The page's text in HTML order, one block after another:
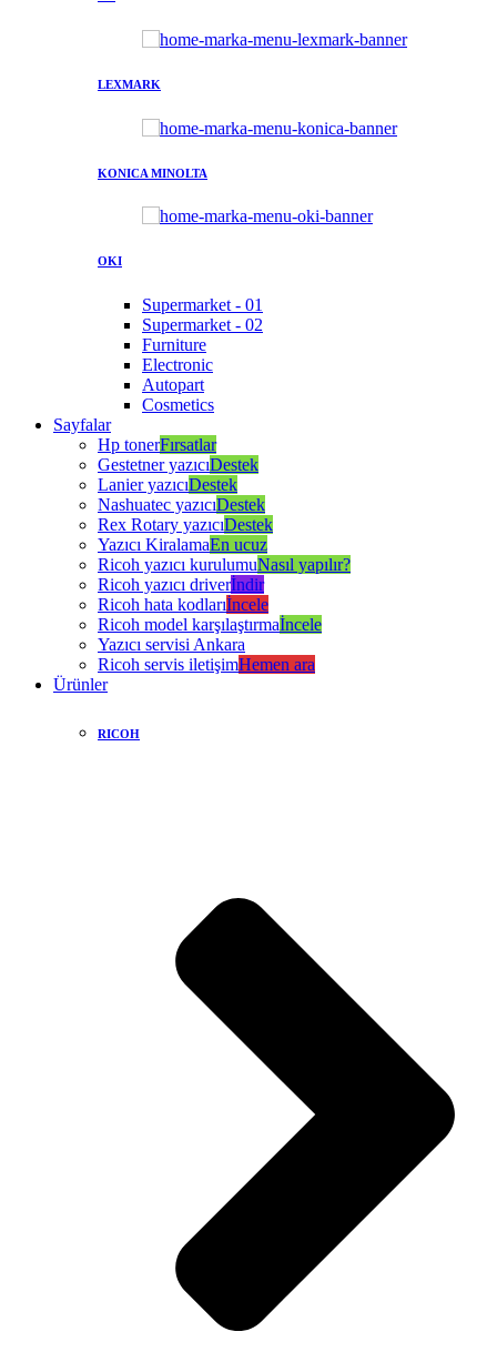
LEXMARK
KONICA MINOLTA
OKI
Supermarket - 01
Supermarket - 02
Furniture
Electronic
Autopart
Cosmetics
Sayfalar
Hp tonerFırsatlar
Gestetner yazıcıDestek
Lanier yazıcıDestek
Nashuatec yazıcıDestek
Rex Rotary yazıcıDestek
Yazıcı KiralamaEn ucuz
Ricoh yazıcı kurulumuNasıl yapılır?
Ricoh yazıcı driverİndir
Ricoh hata kodlarıİncele
Ricoh model karşılaştırmaİncele
Yazıcı servisi Ankara
Ricoh servis iletişimHemen ara
Ürünler
RICOH